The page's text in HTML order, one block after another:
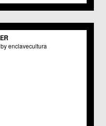
La Paz
Carmen
Culturales
de Castilla
enclavecultura